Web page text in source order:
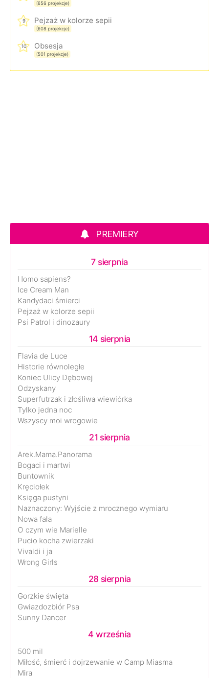
(656 projekcje)
9 Pejzaż w kolorze sepii
(608 projekcje)
10 Obsesja
(501 projekcje)
PREMIERY
7 sierpnia
Homo sapiens?
Ice Cream Man
Kandydaci śmierci
Pejzaż w kolorze sepii
Psi Patrol i dinozaury
14 sierpnia
Flavia de Luce
Historie równoległe
Koniec Ulicy Dębowej
Odzyskany
Superfutrzak i złośliwa wiewiórka
Tylko jedna noc
Wszyscy moi wrogowie
21 sierpnia
Arek.Mama.Panorama
Bogaci i martwi
Buntownik
Kręciołek
Księga pustyni
Naznaczony: Wyjście z mrocznego wymiaru
Nowa fala
O czym wie Marielle
Pucio kocha zwierzaki
Vivaldi i ja
Wrong Girls
28 sierpnia
Gorzkie święta
Gwiazdozbiór Psa
Sunny Dancer
4 września
500 mil
Miłość, śmierć i dojrzewanie w Camp Miasma
Mira